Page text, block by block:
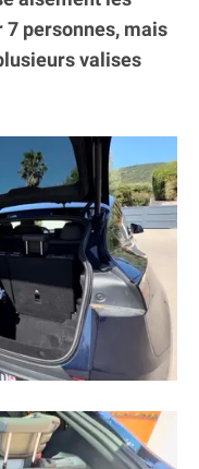
7 personnes, mais
valises